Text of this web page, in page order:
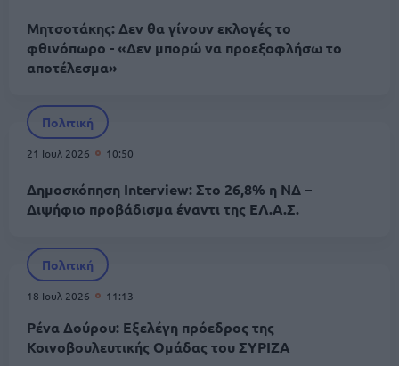
Μητσοτάκης: Δεν θα γίνουν εκλογές το
φθινόπωρο - «Δεν μπορώ να προεξοφλήσω το
αποτέλεσμα»
Πολιτική
21 Ιουλ 2026 10:50
Δημοσκόπηση Interview: Στο 26,8% η ΝΔ –
Διψήφιο προβάδισμα έναντι της ΕΛ.Α.Σ.
Πολιτική
18 Ιουλ 2026 11:13
Ρένα Δούρου: Εξελέγη πρόεδρος της
Κοινοβουλευτικής Ομάδας του ΣΥΡΙΖΑ